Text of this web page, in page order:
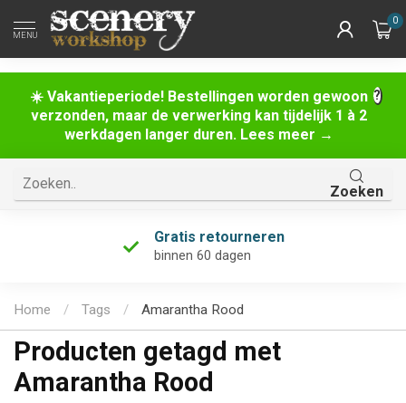
☀️ Vakantieperiode! Bestellingen worden gewoon
verzonden, maar de verwerking kan tijdelijk 1 à 2
werkdagen langer duren. Lees meer →
MENU
0
Zoeken
Gratis retourneren
binnen 60 dagen
Home / Tags / Amarantha Rood
Producten getagd met
Amarantha Rood